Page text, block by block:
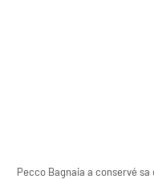
Pecco Bagnaia a conservé